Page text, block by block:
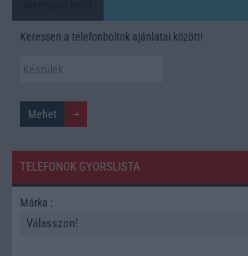
Keressen a telefonboltok ajánlatai között!
TELEFONOK GYORSLISTA
Márka :